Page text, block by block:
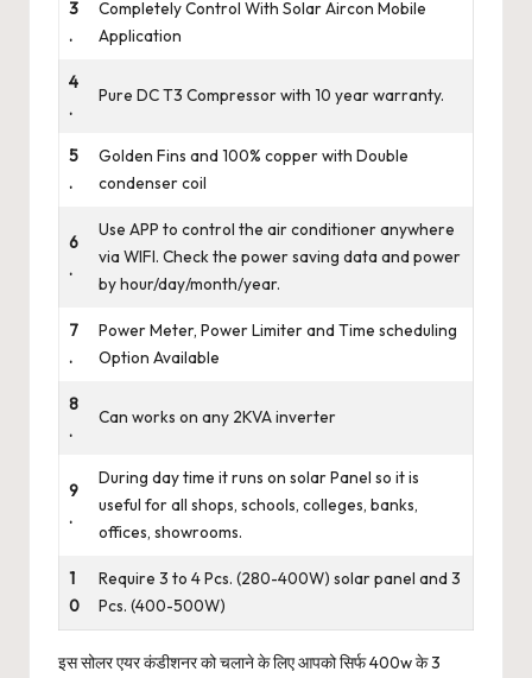
3
.
Completely Control With Solar Aircon Mobile
Application
4
.
Pure DC T3 Compressor with 10 year warranty.
5
.
Golden Fins and 100% copper with Double
condenser coil
6
.
Use APP to control the air conditioner anywhere
via WIFI. Check the power saving data and power
by hour/day/month/year.
7
.
Power Meter, Power Limiter and Time scheduling
Option Available
8
.
Can works on any 2KVA inverter
9
.
During day time it runs on solar Panel so it is
useful for all shops, schools, colleges, banks,
offices, showrooms.
1
0
Require 3 to 4 Pcs. (280-400W) solar panel and 3
Pcs. (400-500W)
इस सोलर एयर कंडीशनर को चलाने के लिए आपको सिर्फ 400w के 3